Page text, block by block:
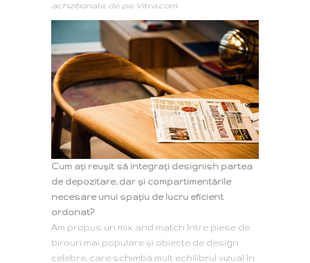
achiziționate de pe Vitra.com.
Cum ați reușit să integrați designish partea
de depozitare, dar și compartimentările
necesare unui spațiu de lucru eficient
ordonat?
Am propus un mix and match între piese de
birouri mai populare și obiecte de design
celebre, care schimbă mult echilibrul vizual în